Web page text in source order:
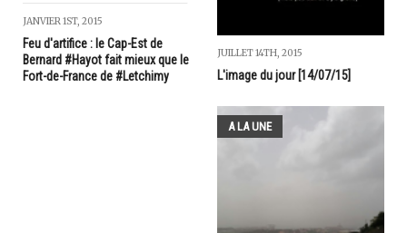
JANVIER 1ST, 2015
Feu d'artifice : le Cap-Est de
Bernard #Hayot fait mieux que le
Fort-de-France de #Letchimy
JUILLET 14TH, 2015
L'image du jour [14/07/15]
A LA UNE